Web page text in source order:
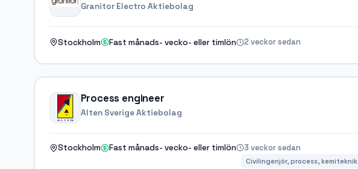
Granitor Electro Aktiebolag
Stockholm Fast månads- vecko- eller timlön 2 veckor sedan
Process engineer
Alten Sverige Aktiebolag
Stockholm Fast månads- vecko- eller timlön 3 veckor sedan
Civilingenjör, process, kemiteknik